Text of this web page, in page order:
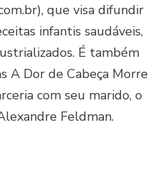
que visa difundir
infantis saudáveis,
É também
A Dor de Cabeça Morre
com seu marido, o
Feldman.